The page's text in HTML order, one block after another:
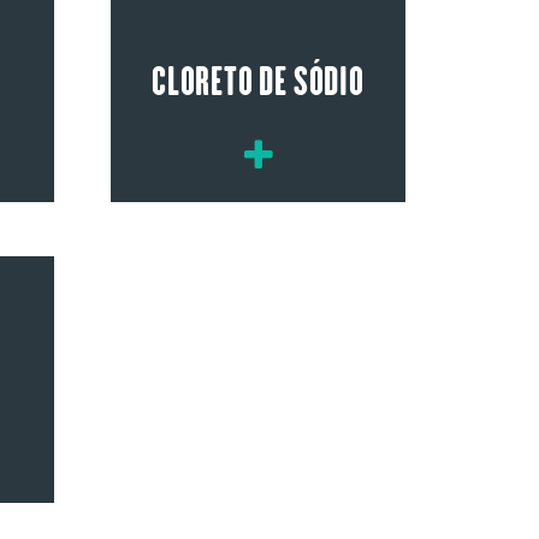
CLORETO DE SÓDIO